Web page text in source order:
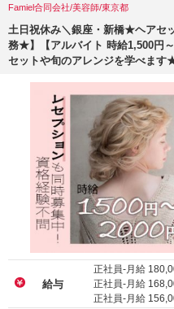
Famiel合同会社/美容師/東京都
土日祝休み＼銀座・新橋★ヘアセ
務★】【アルバイト 時給1,500円
セットや旬のアレンジを学べます
給与
正社員-月給
正社員-月給
正社員-月給